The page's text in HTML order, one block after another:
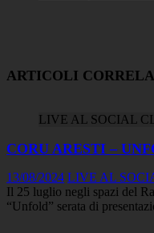
ARTICOLI
LIVE AL SOCIAL
CORU ARESTI –
13/08/2024 LIVE AL
Il 25 luglio negli spazi del
“Unfold” serata di